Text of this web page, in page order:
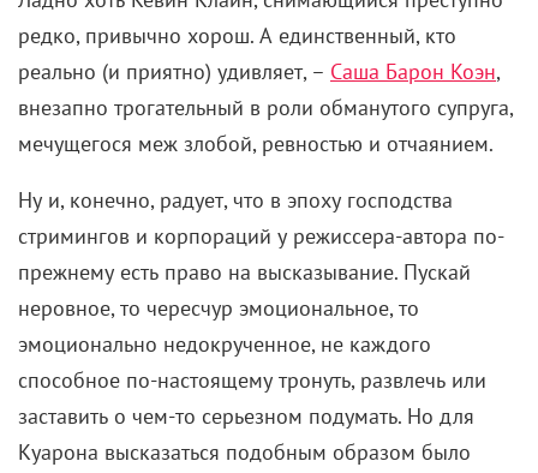
редко, привычно хорош. А единственный, кто
реально (и приятно) удивляет, – Саша Барон Коэн,
внезапно трогательный в роли обманутого супруга,
мечущегося меж злобой, ревностью и отчаянием.
Ну и, конечно, радует, что в эпоху господства
стримингов и корпораций у режиссера-автора по-
прежнему есть право на высказывание. Пускай
неровное, то чересчур эмоциональное, то
эмоционально недокрученное, не каждого
способное по-настоящему тронуть, развлечь или
заставить о чем-то серьезном подумать. Но для
Куарона высказаться подобным образом было